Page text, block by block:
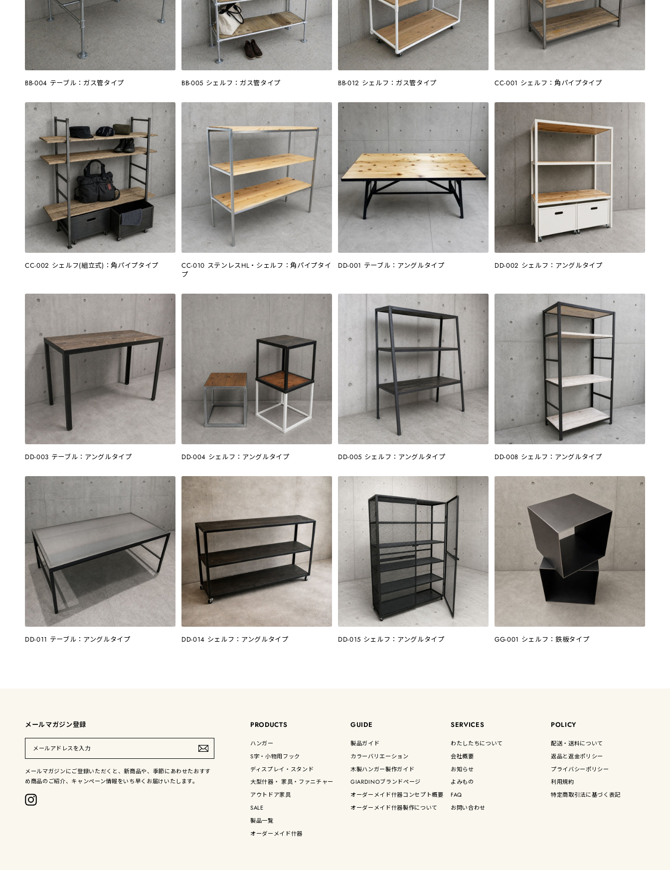
BB-004 テーブル：ガス管タイプ BB-005 シェルフ：ガス管タイプ BB-012 シェルフ：ガス管タイプ CC-001 シェルフ：角パイプタイプ
CC-002 シェルフ(組立式)：角パイプタイプ
CC-010 ステンレスHL・シェルフ：角パイプタイ
プ
DD-001 テーブル：アングルタイプ DD-002 シェルフ：アングルタイプ
DD-003 テーブル：アングルタイプ DD-004 シェルフ：アングルタイプ DD-005 シェルフ：アングルタイプ DD-008 シェルフ：アングルタイプ
DD-011 テーブル：アングルタイプ DD-014 シェルフ：アングルタイプ DD-015 シェルフ：アングルタイプ GG-001 シェルフ：鉄板タイプ
メールマガジン登録
ル
ド
レ
を
入
メールマガジンにご登録いただくと、新商品や、季節にあわせたおすす
め商品のご紹介、キャンペーン情報をいち早くお届けいたします。
PRODUCTS
ハンガー
S字・小物用フック
ディスプレイ・スタンド
大型什器・ 家具・ファニチャー
アウトドア家具
SALE
製品一覧
オーダーメイド什器
GUIDE
製品ガイド
カラーバリエーション
木製ハンガー製作ガイド
GIARDINOブランドページ
オーダーメイド什器コンセプト概要
オーダーメイド什器製作について
SERVICES
わたしたちについて
会社概要
お知らせ
よみもの
FAQ
お問い合わせ
POLICY
配送・送料について
返品と返金ポリシー
プライバシーポリシー
利用規約
特定商取引法に基づく表記